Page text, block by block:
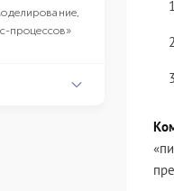
процессов»